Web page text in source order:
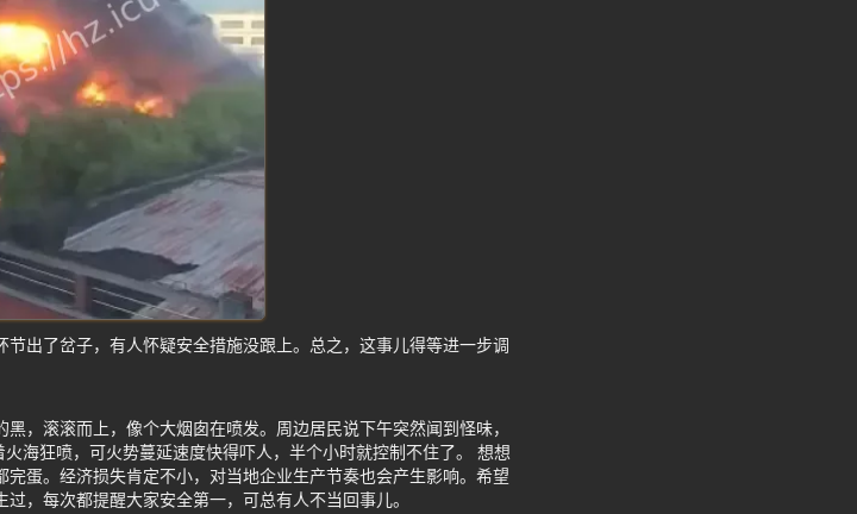
出了岔子，有人怀疑安全措施没跟上。总之，这事儿得等进一步调
，滚滚而上，像个大烟囱在喷发。周边居民说下午突然闻到怪味，
海狂喷，可火势蔓延速度快得吓人，半个小时就控制不住了。 想想
蛋。经济损失肯定不小，对当地企业生产节奏也会产生影响。希望
，每次都提醒大家安全第一，可总有人不当回事儿。